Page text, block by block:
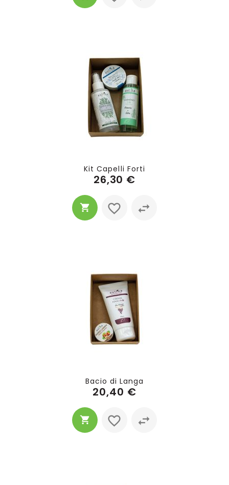
Kit Capelli Forti
26,30 €
Bacio di Langa
20,40 €